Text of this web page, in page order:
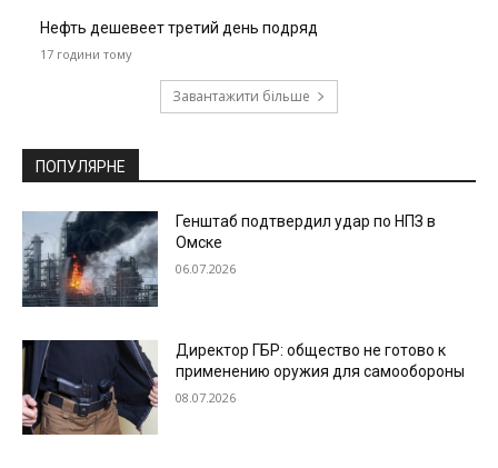
Нефть дешевеет третий день подряд
17 години тому
Завантажити більше
ПОПУЛЯРНЕ
Генштаб подтвердил удар по НПЗ в
Омске
06.07.2026
Директор ГБР: общество не готово к
применению оружия для самообороны
08.07.2026